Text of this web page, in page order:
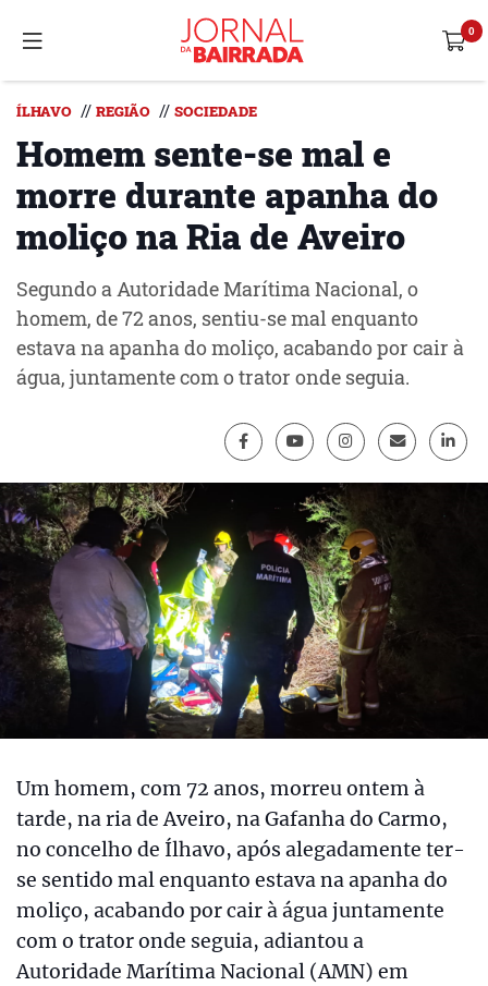
ÍLHAVO // REGIÃO // SOCIEDADE
Homem sente-se mal e
morre durante apanha do
moliço na Ria de Aveiro
Segundo a Autoridade Marítima Nacional, o
homem, de 72 anos, sentiu-se mal enquanto
estava na apanha do moliço, acabando por cair à
água, juntamente com o trator onde seguia.
Um homem, com 72 anos, morreu ontem à
tarde, na ria de Aveiro, na Gafanha do Carmo,
no concelho de Ílhavo, após alegadamente ter-
se sentido mal enquanto estava na apanha do
moliço, acabando por cair à água juntamente
com o trator onde seguia, adiantou a
Autoridade Marítima Nacional (AMN) em